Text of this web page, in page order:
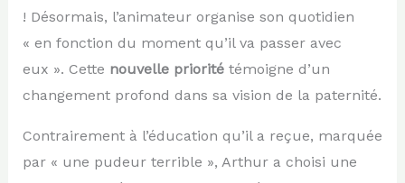
! Désormais, l’animateur organise son quotidien
« en fonction du moment qu’il va passer avec
eux ». Cette nouvelle prioritétémoigne d’un
changement profond dans sa vision de la paternité.
Contrairement à l’éducation qu’il a reçue, marquée
par « une pudeur terrible », Arthur a choisi une